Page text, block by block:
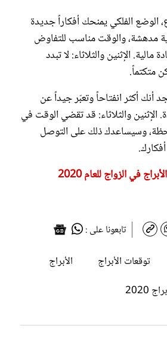
الوضع الفلكي يمنحك أفكاراً جديدة
مدهشة، والوقت مناسب للتفاوض
الإثنين والثلاثاء: لا تبدد
متكتماً.
أنك أكثر انفتاحاً وتعبّر جيداً عن
والثلاثاء: قد تقضي الوقت في
وسيساعدك ذلك على التوصل
في الزواج للعام 2020
تابعونا على :
توقعات الأبراج
الأبراج
2020